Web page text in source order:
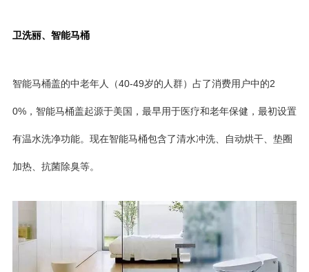
卫洗丽、智能马桶
智能马桶盖的中老年人（40-49岁的人群）占了消费用户中的2
0%，智能马桶盖起源于美国，最早用于医疗和老年保健，最初设置
有温水洗净功能。现在智能马桶包含了清水冲洗、自动烘干、垫圈
加热、抗菌除臭等。